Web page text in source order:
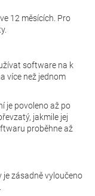
12 měsících. Pro
software na k
více než jednom
je povoleno až po
jakmile jej
proběhne až
zásadně vyloučeno